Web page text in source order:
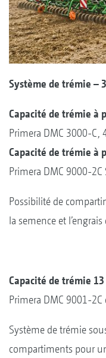
Système de trémie –
Capacité de trémie à
Primera DMC 3000-C,
Capacité de trémie à
Primera DMC 9000-
Possibilité de
la semence et
Capacité de trémie
Primera DMC 9001-
Système de trémie
compartiments pour